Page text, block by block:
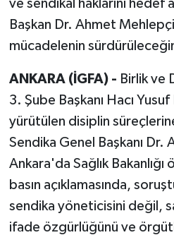
ve sendikal haklarını hedef
Başkan Dr. Ahmet
mücadelenin
ANKARA (İGFA) - Birlik ve
3. Şube Başkanı Hacı
yürütülen disiplin
Sendika Genel Başkanı
Ankara'da Sağlık
basın açıklamasında,
sendika yöneticisini değil,
ifade özgürlüğünü ve